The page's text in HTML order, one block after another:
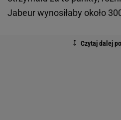
Jabeur wynosiłaby około